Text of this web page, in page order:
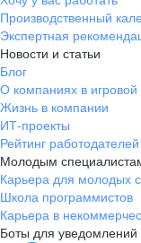
Производственный
Экспертная
Новости и статьи
Блог
О компаниях в
Жизнь в компании
ИТ-проекты
Рейтинг
Молодым
Карьера для молодых
Школа программистов
Карьера в
Боты для уведомлений